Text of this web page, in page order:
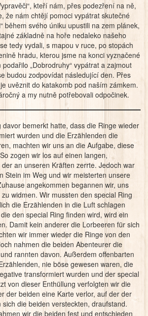
kteří nám, přes podezření na ně,
že nám chtějí pomoci vypátrat skutečné
během svého úniku upustili na zem plánek,
základně na hoře nedaleko našeho
tedy vydali, s mapou v ruce, po stopách
hradu, kterou jsme na konci vyznačené
„Dobrodruhy“ vypátrat a zajmout
budou zodpovídat následující den. Přes
uvěznit do katakomb pod naším zámkem.
a my nutně potřebovali odpočinek.
davor bemerkt hatte, dass die Ringe wieder
wurden und die Erzählenden die
machten wir uns an die Aufgabe, diese
zogen wir los auf einen langen,
an unseren Kräften zerrte. Jedoch war
Stein im Weg und wir meisterten unsere
angekommen begannen wir, uns
widmen. Wir mussten den special Ring
die Erzählenden in die Luft schlagen
den special Ring finden wird, wird ein
Damit kein anderer die Lorbeeren für sich
wir immer wieder die Ringe von den
nahmen die beiden Abenteurer die
rannten davon. Außerdem offenbarten
nie böse gewesen waren, die
transformiert wurden und der special
von dieser Enthüllung verfolgten wir die
der beiden eine Karte verlor, auf der der
die beiden versteckten, draufstand.
wir die beiden fest und entschieden